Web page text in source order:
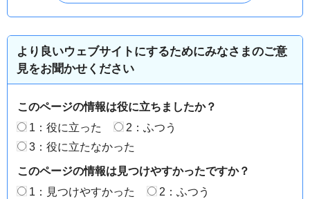
より良いウェブサイトにするためにみなさまのご意
見をお聞かせください
このページの情報は役に立ちましたか？
1：役に立った
2：ふつう
3：役に立たなかった
このページの情報は見つけやすかったですか？
1：見つけやすかった
2：ふつう